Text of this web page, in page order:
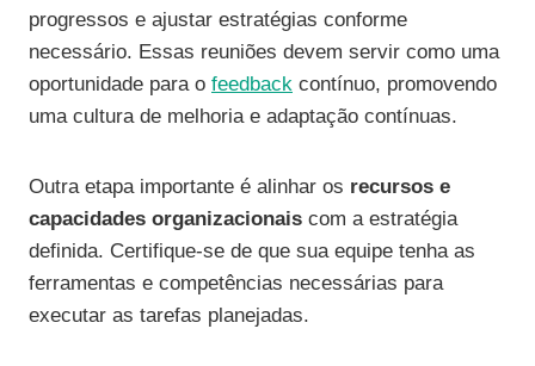
progressos e ajustar estratégias conforme
necessário. Essas reuniões devem servir como uma
oportunidade para o feedback contínuo, promovendo
uma cultura de melhoria e adaptação contínuas.
Outra etapa importante é alinhar os recursos e
capacidades organizacionais com a estratégia
definida. Certifique-se de que sua equipe tenha as
ferramentas e competências necessárias para
executar as tarefas planejadas.